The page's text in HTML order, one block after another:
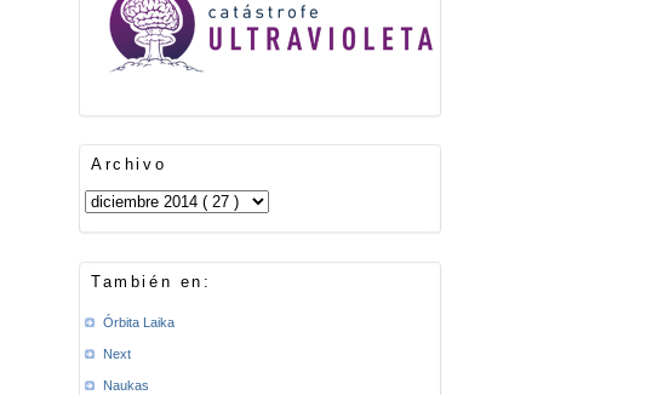
Archivo
También en:
Órbita Laika
Next
Naukas